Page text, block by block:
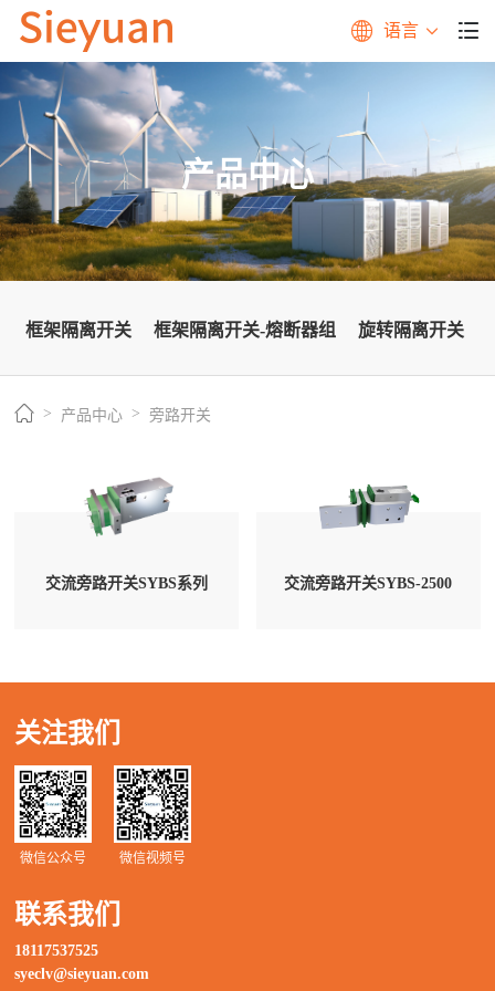
语言
产品中心
框架隔离开关 框架隔离开关-熔断器组 旋转隔离开关
产品中心 旁路开关
交流旁路开关SYBS系列 交流旁路开关SYBS-2500
关注我们
微信公众号 微信视频号
联系我们
18117537525
syeclv@sieyuan.com